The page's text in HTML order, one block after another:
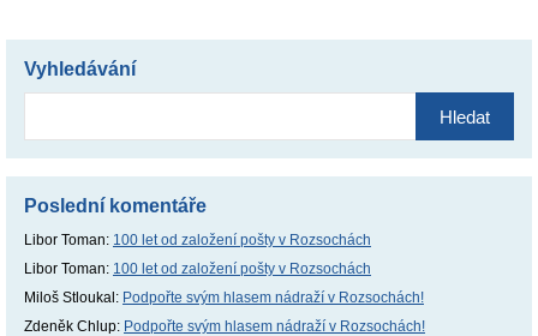
Vyhledávání
Poslední komentáře
Libor Toman: 100 let od založení pošty v Rozsochách
Libor Toman: 100 let od založení pošty v Rozsochách
Miloš Stloukal : Podpořte svým hlasem nádraží v Rozsochách!
Zdeněk Chlup: Podpořte svým hlasem nádraží v Rozsochách!